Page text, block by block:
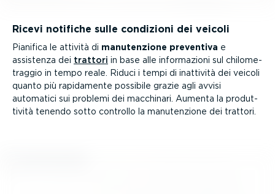
Ricevi notifiche sulle condizioni dei veicoli
Pianifica le attività di manuten­zione preventiva e
assistenza dei trattori in base alle infor­ma­zioni sul chilo­me­
traggio in tempo reale. Riduci i tempi di inattività dei veicoli
quanto più rapidamente possibile grazie agli avvisi
automatici sui problemi dei macchinari. Aumenta la produt­
tività tenendo sotto controllo la manuten­zione dei trattori.